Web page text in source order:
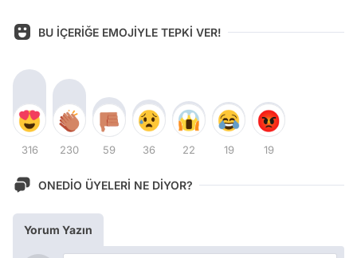
BU İÇERİĞE EMOJİYLE TEPKİ VER!
316 230 59 36 22 19 19
ONEDİO ÜYELERİ NE DİYOR?
Yorum Yazın